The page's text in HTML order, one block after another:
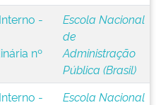
-
nº
Escola Nacional
de
Administração
Pública (Brasil)
-
Escola Nacional